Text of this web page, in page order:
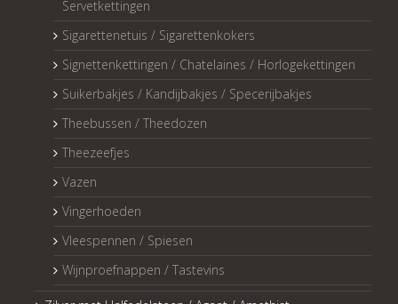
Servetkettingen
Sigarettenetuis / Sigarettenkokers
Signettenkettingen / Chatelaines / Horlogekettingen
Suikerbakjes / Kandijbakjes / Specerijbakjes
Theebussen / Theedozen
Theezeefjes
Vazen
Vingerhoeden
Vleespennen / Spiesen
Wijnproefnappen / Tastevins